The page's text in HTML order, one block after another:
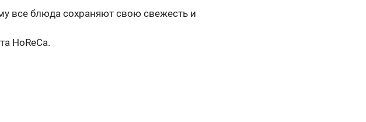
все блюда сохраняют свою свежесть и
HoReCa.